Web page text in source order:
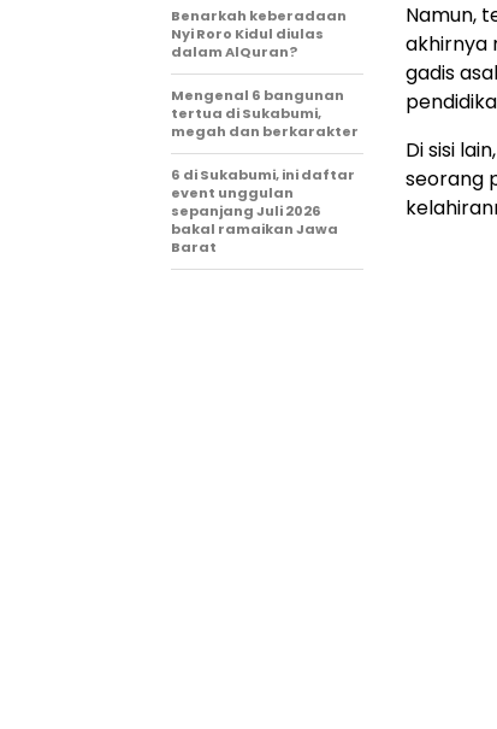
Namun,
akhirnya
gadis
Di sisi
seorang
Benarkah keberadaan
Nyi Roro Kidul diulas
dalam AlQuran?
Mengenal 6 bangunan
tertua di Sukabumi,
megah dan berkarakter
6 di Sukabumi, ini daftar
event unggulan
sepanjang Juli 2026
bakal ramaikan Jawa
Barat